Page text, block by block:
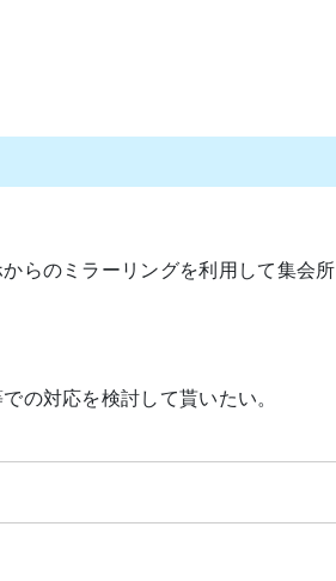
らのミラーリングを利用して集会所
の対応を検討して貰いたい。